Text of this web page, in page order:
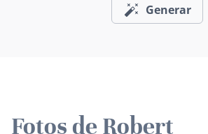
Generar
Fotos de Robert